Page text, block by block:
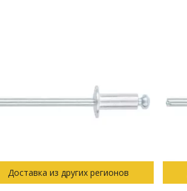
Доставка из других регионов